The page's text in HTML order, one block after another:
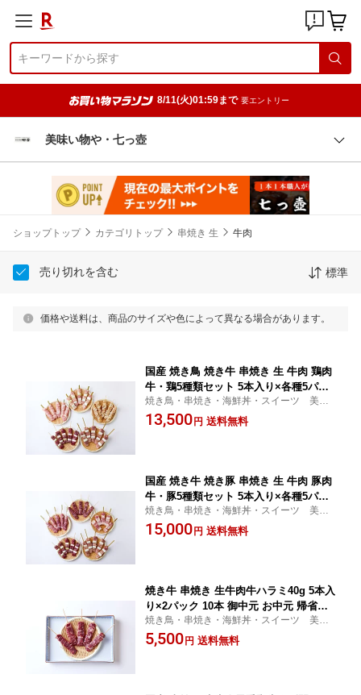
8/11(火)01:59まで 要エントリー
美味い物や・七っ壺
ショップトップ カテゴリトップ 串焼き 生 牛肉
売り切れを含む 標準
価格や送料は、商品のサイズや色によって異なる場合があります。
国産 焼き鳥 焼き牛 串焼き 生 牛肉 鶏肉
牛・鶏5種類セット 5本入り×各種5パッ
ク 25本 御中元 お中元 帰省暮 やきとり
冷凍 焼鳥 ギフト 贈答 贈り物 通販 人気
焼き鳥・串焼き・海鮮丼・スイーツ 美味
しいものや・七つ壺
13,500 円 送料無料
国産 焼き牛 焼き豚 串焼き 生 牛肉 豚肉
牛・豚5種類セット 5本入り×各種5パッ
ク 25本 御中元 お中元 帰省暮 やきとり
冷凍 焼鳥 ギフト 贈答 贈り物 通販 人気
焼き鳥・串焼き・海鮮丼・スイーツ 美味
しいものや・七つ壺
15,000 円 送料無料
焼き牛 串焼き 生牛肉牛ハラミ40g 5本入
り×2パック 10本 御中元 お中元 帰省暮
やきとり 冷凍 焼鳥 ギフト 贈答 贈り物
通販 人気 ランキング お取り寄せ
焼き鳥・串焼き・海鮮丼・スイーツ 美味
しいものや・七つ壺
5,500 円 送料無料